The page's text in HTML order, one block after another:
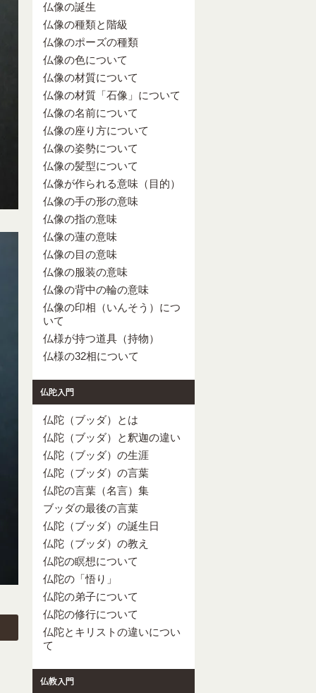
仏像の誕生
仏像の種類と階級
仏像のポーズの種類
仏像の色について
仏像の材質について
仏像の材質「石像」について
仏像の名前について
仏像の座り方について
仏像の姿勢について
仏像の髪型について
仏像が作られる意味（目的）
仏像の手の形の意味
仏像の指の意味
仏像の蓮の意味
仏像の目の意味
仏像の服装の意味
仏像の背中の輪の意味
仏像の印相（いんそう）につ
いて
仏様が持つ道具（持物）
仏様の32相について
仏陀（ブッダ）とは
仏陀（ブッダ）と釈迦の違い
仏陀（ブッダ）の生涯
仏陀（ブッダ）の言葉
仏陀の言葉（名言）集
ブッダの最後の言葉
仏陀（ブッダ）の誕生日
仏陀（ブッダ）の教え
仏陀の瞑想について
仏陀の「悟り」
仏陀の弟子について
仏陀の修行について
仏陀とキリストの違いについ
て